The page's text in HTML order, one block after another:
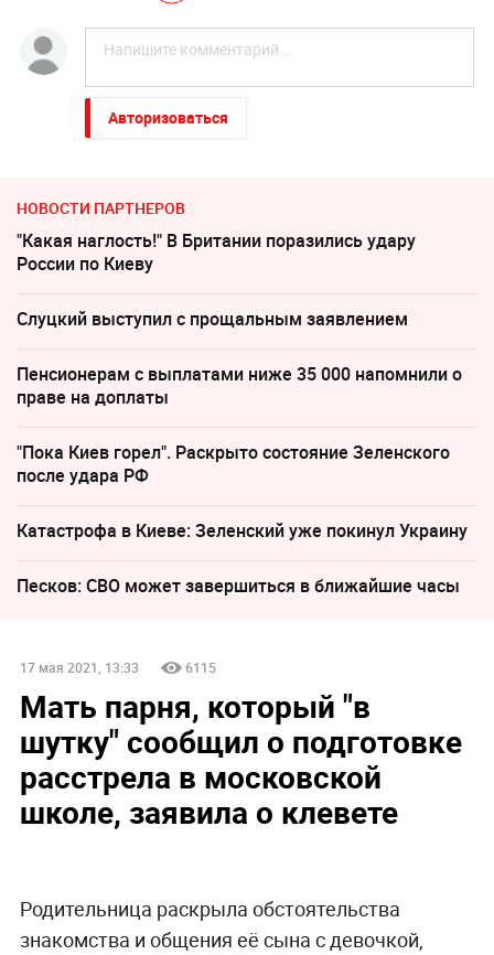
Авторизоваться
НОВОСТИ ПАРТНЕРОВ
"Какая наглость!" В Британии поразились удару
России по Киеву
Слуцкий выступил с прощальным заявлением
Пенсионерам с выплатами ниже 35 000 напомнили о
праве на доплаты
"Пока Киев горел". Раскрыто состояние Зеленского
после удара РФ
Катастрофа в Киеве: Зеленский уже покинул Украину
Песков: СВО может завершиться в ближайшие часы
17 мая 2021, 13:33 6115
Мать парня, который "в
шутку" сообщил о подготовке
расстрела в московской
школе, заявила о клевете
Родительница раскрыла обстоятельства
знакомства и общения её сына с девочкой,